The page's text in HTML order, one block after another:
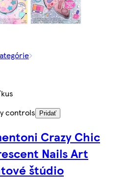
controls
Pridať
Crazy Chic
Nails Art
štúdio